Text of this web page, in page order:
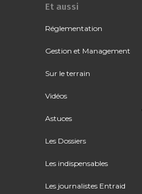
Et aussi
Réglementation
Gestion et Management
Sur le terrain
Vidéos
Astuces
Les Dossiers
Les indispensables
Les journalistes Entraid